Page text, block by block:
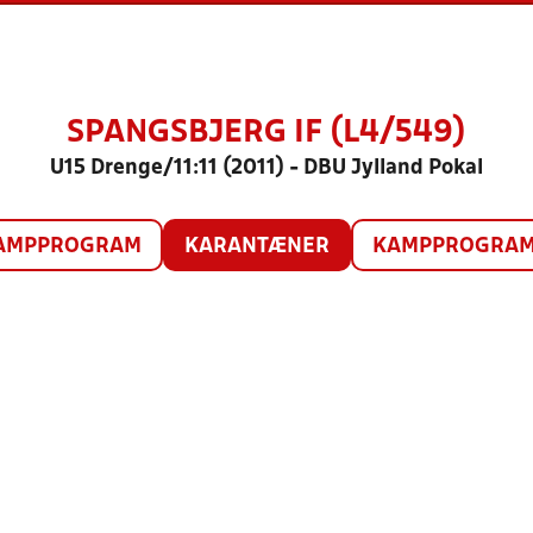
SPANGSBJERG IF (L4/549)
U15 Drenge/11:11 (2011) - DBU Jylland Pokal
KARANTÆNER